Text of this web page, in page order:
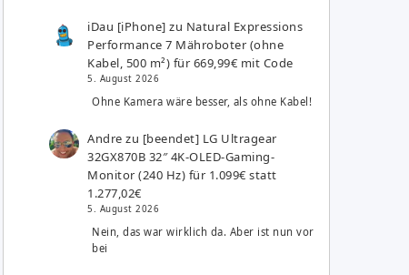
iDau [iPhone] zu Natural Expressions
Performance 7 Mähroboter (ohne
Kabel, 500 m²) für 669,99€ mit Code
5. August 2026
Ohne Kamera wäre besser, als ohne Kabel!
Andre zu [beendet] LG Ultragear
32GX870B 32″ 4K-OLED-Gaming-
Monitor (240 Hz) für 1.099€ statt
1.277,02€
5. August 2026
Nein, das war wirklich da. Aber ist nun vor
bei